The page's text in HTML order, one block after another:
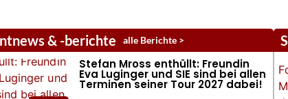
& -berichte alle Berichte >
Stefan Mross enthüllt: Freundin
Eva Luginger und SIE sind bei allen
Terminen seiner Tour 2027 dabei!